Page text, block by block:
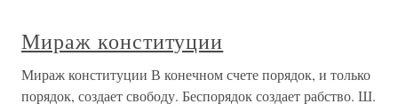
Мираж конституции
Мираж конституции В конечном счете порядок, и только
порядок, создает свободу. Беспорядок создает рабство. Ш.